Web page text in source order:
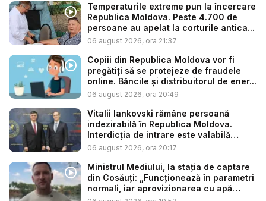
Temperaturile extreme pun la încercare
Republica Moldova. Peste 4.700 de
persoane au apelat la corturile antica...
06 august 2026, ora 21:37
Copiii din Republica Moldova vor fi
pregătiți să se protejeze de fraudele
online. Băncile și distribuitorul de ener...
06 august 2026, ora 20:49
Vitalii Iankovski rămâne persoană
indezirabilă în Republica Moldova.
Interdicția de intrare este valabilă
până...
06 august 2026, ora 20:17
Ministrul Mediului, la stația de captare
din Cosăuți: „Funcționează în parametri
normali, iar aprovizionarea cu apă
este...